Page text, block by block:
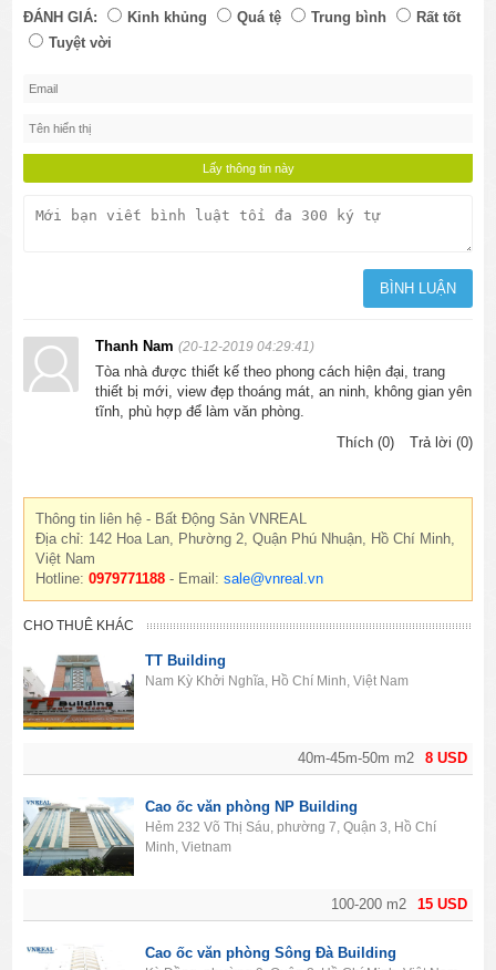
ĐÁNH GIÁ: Kinh khủng Quá tệ Trung bình
Rất tốt
Tuyệt vời
Thanh Nam(20-12-2019 04:29:41)
Tòa nhà được thiết kế theo phong cách hiện đại, trang
thiết bị mới, view đẹp thoáng mát, an ninh, không gian yên
tĩnh, phù hợp để làm văn phòng.
Thích (0)
Trả lời (0)
Thông tin liên hệ - Bất Động Sản VNREAL
Địa chỉ: 142 Hoa Lan, Phường 2, Quận Phú Nhuận, Hồ Chí Minh,
Việt Nam
Hotline:0979771188 - Email:sale@vnreal.vn
CHO THUÊ KHÁC
8 USD
40m-45m-50m m2
TT Building
Nam Kỳ Khởi Nghĩa, Hồ Chí Minh, Việt Nam
15 USD
100-200 m2
Cao ốc văn phòng NP Building
Hẻm 232 Võ Thị Sáu, phường 7, Quận 3, Hồ Chí
Minh, Vietnam
Cao ốc văn phòng Sông Đà Building